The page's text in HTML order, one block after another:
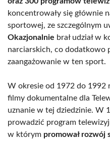
koncentrowały się głównie
sportowej, ze szczególnym
Okazjonalnie brał udział w
narciarskich, co dodatkowo
zaangażowanie w ten sport.
W okresie od 1972 do 1992
filmy dokumentalne dla
uznanie w tej dziedzinie. W
prowadzić program
w którym promował